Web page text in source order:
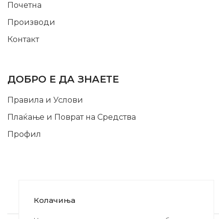
Почетна
Производи
Контакт
ДОБРО Е ДА ЗНАЕТЕ
Правила и Услови
Плаќање и Поврат на Средства
Профил
Колачиња